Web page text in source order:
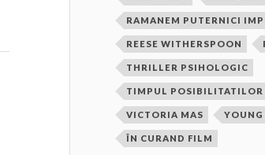
RAMANEM PUTERNICI
REESE WITHERSPOON
THRILLER PSIHOLOGIC
TIMPUL POSIBILITATILOR
VICTORIA MAS YOUNG
ÎN CURAND FILM